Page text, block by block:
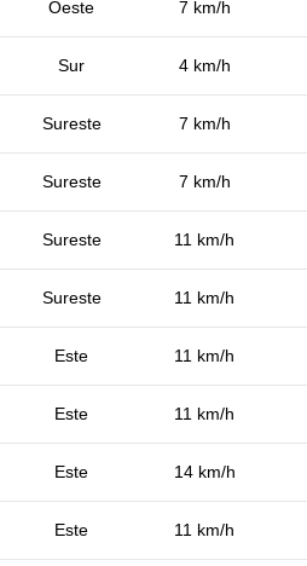
Oeste 7 km/h
Sur 4 km/h
Sureste 7 km/h
Sureste 7 km/h
Sureste 11 km/h
Sureste 11 km/h
Este 11 km/h
Este 11 km/h
Este 14 km/h
Este 11 km/h